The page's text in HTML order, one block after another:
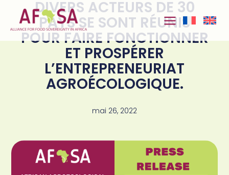
contenu DIVERS ACTEURS DE 30
PAYS SE SONT RÉUNIS
POUR FAIRE FONCTIONNER
ET PROSPÉRER
L’ENTREPRENEURIAT
AGROÉCOLOGIQUE.
mai 26, 2022